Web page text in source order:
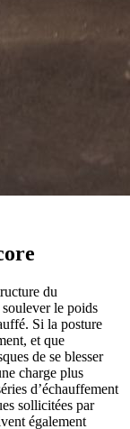
du
le poids
Si la posture
et que
de se blesser
charge plus
d’échauffement
sollicitées par
également